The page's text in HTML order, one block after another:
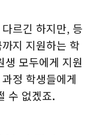
르긴 하지만, 등
지 지원하는 학
생 모두에게 지원
정 학생들에게
수 없겠죠.